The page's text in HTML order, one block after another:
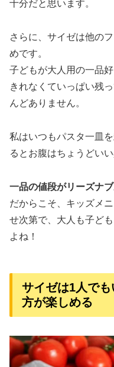
十分だと思います。
さらに、サイゼは他の
めです。
子どもが大人用の一品
きれなくていっぱい残
んどありません。
私はいつもパスタ一皿
るとお腹はちょうどいい
一品の値段がリーズナ
だからこそ、キッズメ
せ次第で、大人も子ど
よね！
サイゼは1人でも
方が楽しめる